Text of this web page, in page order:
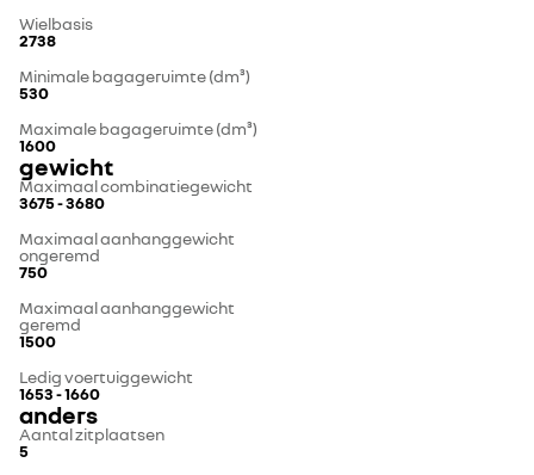
Wielbasis
2738
Minimale bagageruimte (dm³)
530
Maximale bagageruimte (dm³)
1600
gewicht
Maximaal combinatiegewicht
3675 - 3680
Maximaal aanhanggewicht
ongeremd
750
Maximaal aanhanggewicht
geremd
1500
Ledig voertuiggewicht
1653 - 1660
anders
Aantal zitplaatsen
5